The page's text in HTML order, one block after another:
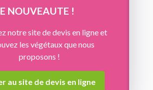
NOUVEAUTE !
notre site de devis en ligne et
les végétaux que nous
proposons !
au site de devis en ligne
cookies